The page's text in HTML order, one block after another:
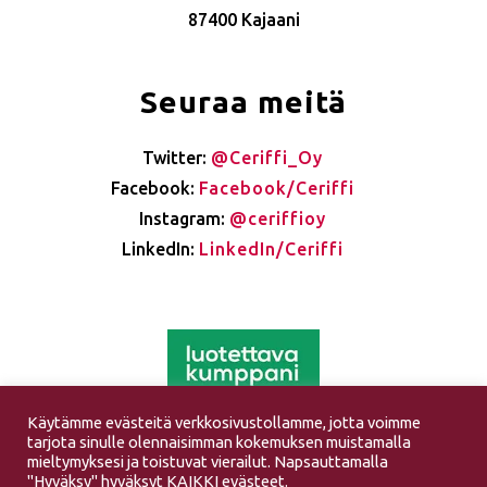
87400 Kajaani
Seuraa meitä
Twitter: @Ceriffi_Oy
Facebook: Facebook/Ceriffi
Instagram: @ceriffioy
LinkedIn: LinkedIn/Ceriffi
Käytämme evästeitä verkkosivustollamme, jotta voimme
tarjota sinulle olennaisimman kokemuksen muistamalla
mieltymyksesi ja toistuvat vierailut. Napsauttamalla
"Hyväksy" hyväksyt KAIKKI evästeet.